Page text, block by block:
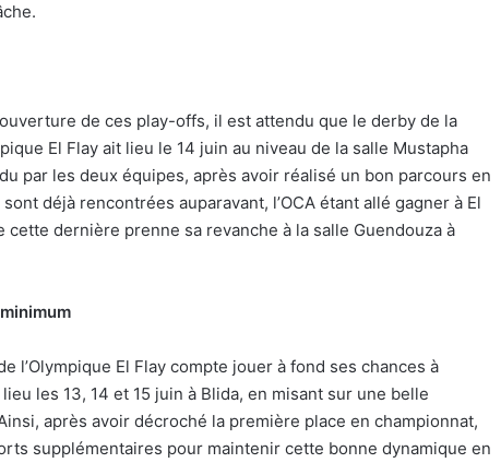
de ces play-offs, il est attendu que le derby de la
El Flay ait lieu le 14 juin au niveau de la salle Mustapha
par les deux équipes, après avoir réalisé un bon parcours en
déjà rencontrées auparavant, l’OCA étant allé gagner à El
cette dernière prenne sa revanche à la salle Guendouza à
l’Olympique El Flay compte jouer à fond ses chances à
les 13, 14 et 15 juin à Blida, en misant sur une belle
après avoir décroché la première place en championnat,
supplémentaires pour maintenir cette bonne dynamique en